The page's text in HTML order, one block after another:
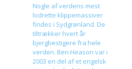
Nogle af verdens mest
lodrette klippemassiver
findes i Sydgrønland. De
tiltrækker hvert år
bjergbestigere fra hele
verden. Ben Heason var i
2003 en del af et engelsk